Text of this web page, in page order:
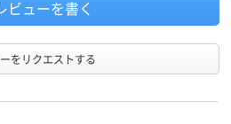
ビューを書く
をリクエストする